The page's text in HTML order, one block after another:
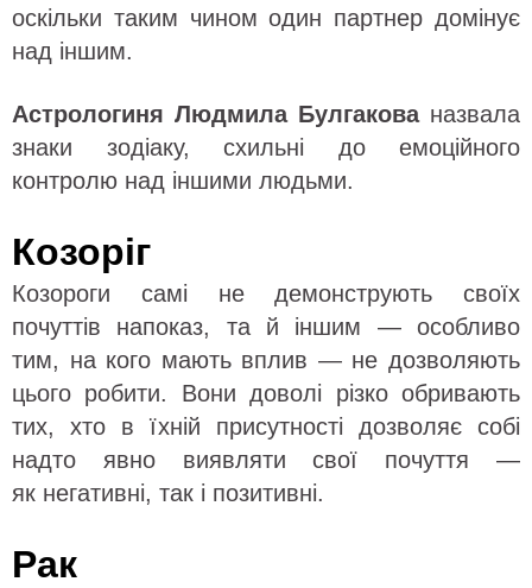
оскільки таким чином один партнер домінує
над іншим.
Астрологиня Людмила Булгакованазвала
знаки зодіаку, схильні до емоційного
контролю над іншими людьми.
Козоріг
Козороги самі не демонструють своїх
почуттів напоказ, та й іншим — особливо
тим, на кого мають вплив — не дозволяють
цього робити. Вони доволі різко обривають
тих, хто в їхній присутності дозволяє собі
надто явно виявляти свої почуття —
як негативні, так і позитивні.
Рак